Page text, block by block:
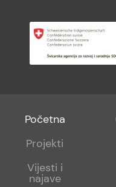
Footer
menu
Početna
Projekti
Vijesti i
najave